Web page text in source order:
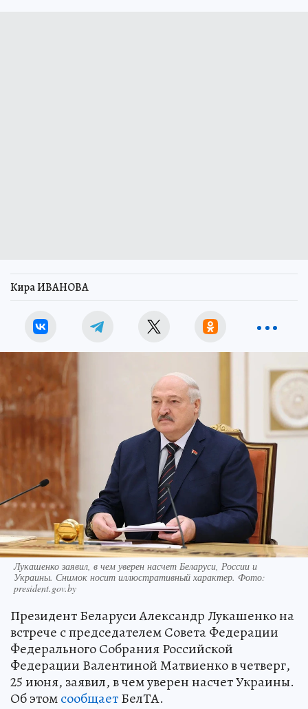
Кира ИВАНОВА
Лукашенко заявил, в чем уверен насчет Беларуси, России и
Украины. Снимок носит иллюстративный характер. Фото:
president.gov.by
Президент Беларуси Александр Лукашенко на
встрече с председателем Совета Федерации
Федерального Собрания Российской
Федерации Валентиной Матвиенко в четверг,
25 июня, заявил, в чем уверен насчет Украины.
Об этомсообщаетБелТА.